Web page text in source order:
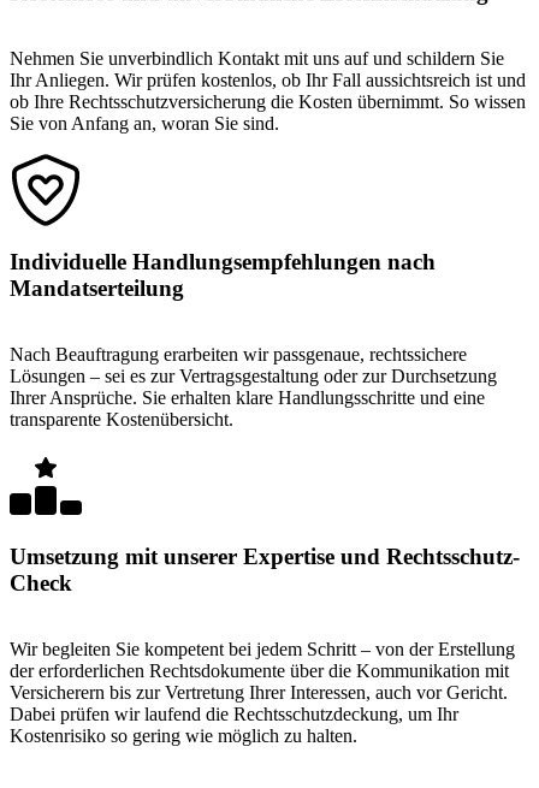
Nehmen Sie unverbindlich Kontakt mit uns auf und schildern Sie
Ihr Anliegen. Wir prüfen kostenlos, ob Ihr Fall aussichtsreich ist und
ob Ihre Rechtsschutzversicherung die Kosten übernimmt. So wissen
Sie von Anfang an, woran Sie sind.
Individuelle Handlungsempfehlungen nach
Mandatserteilung
Nach Beauftragung erarbeiten wir passgenaue, rechtssichere
Lösungen – sei es zur Vertragsgestaltung oder zur Durchsetzung
Ihrer Ansprüche. Sie erhalten klare Handlungsschritte und eine
transparente Kostenübersicht.
Umsetzung mit unserer Expertise und Rechtsschutz-
Check
Wir begleiten Sie kompetent bei jedem Schritt – von der Erstellung
der erforderlichen Rechtsdokumente über die Kommunikation mit
Versicherern bis zur Vertretung Ihrer Interessen, auch vor Gericht.
Dabei prüfen wir laufend die Rechtsschutzdeckung, um Ihr
Kostenrisiko so gering wie möglich zu halten.